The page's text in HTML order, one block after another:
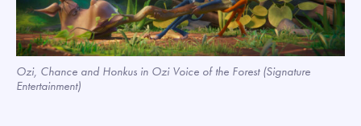
Ozi, Chance and Honkus in Ozi Voice of the Forest (Signature
Entertainment)